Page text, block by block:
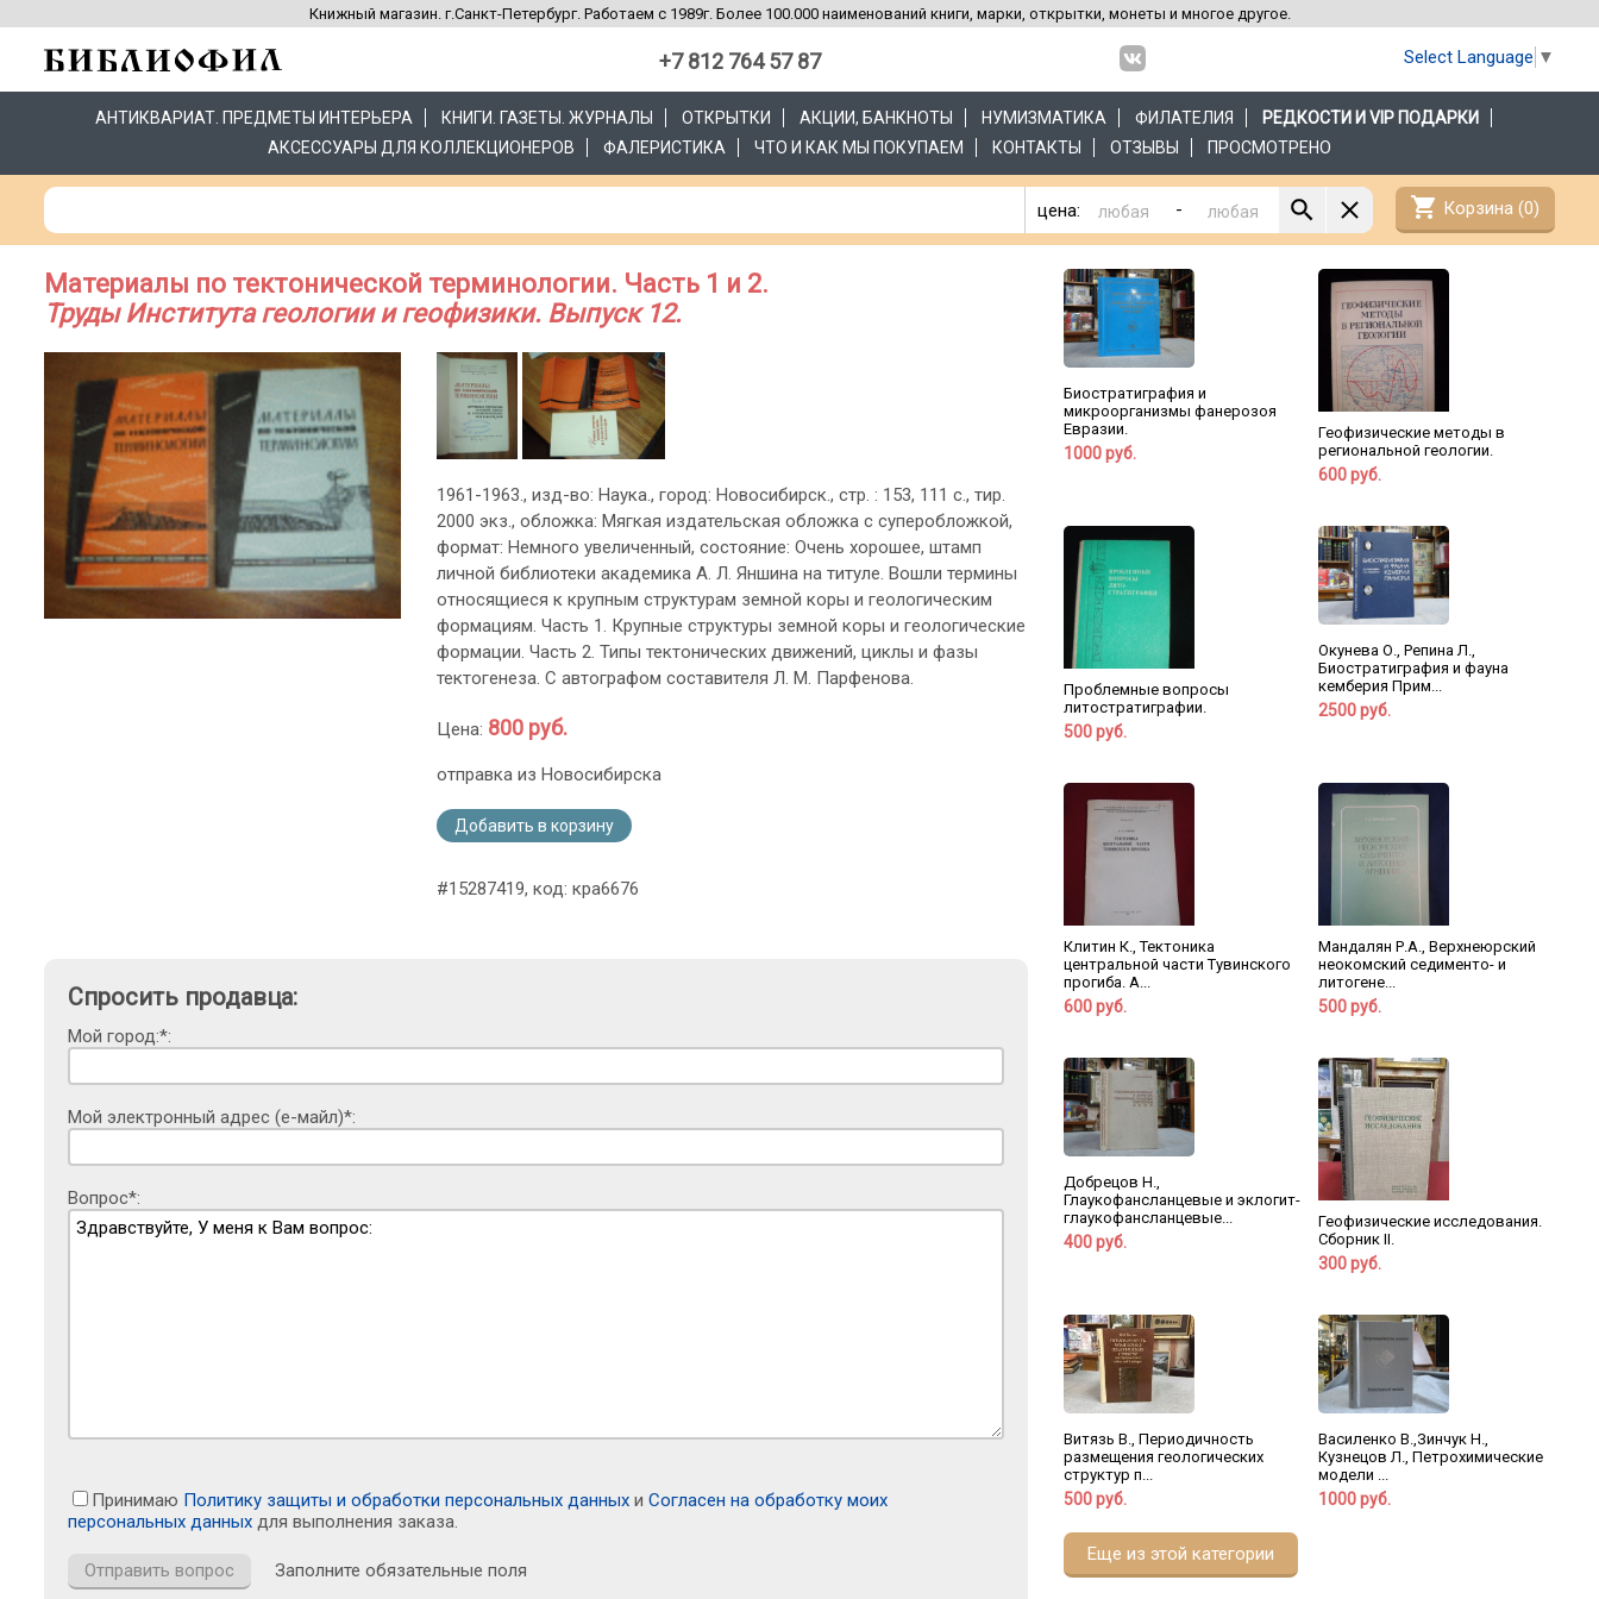
Книжный магазин. г.Санкт-Петербург. Работаем с 1989г. Более 100.000 наименований книги, марки, открытки, монеты и многое другое.
+7 812 764 57 87 Select Language ▼
АНТИКВАРИАТ. ПРЕДМЕТЫ ИНТЕРЬЕРА КНИГИ. ГАЗЕТЫ. ЖУРНАЛЫ ОТКРЫТКИ АКЦИИ, БАНКНОТЫ НУМИЗМАТИКА ФИЛАТЕЛИЯ
РЕДКОСТИ И VIP ПОДАРКИ
АКСЕССУАРЫ ДЛЯ КОЛЛЕКЦИОНЕРОВ
ФАЛЕРИСТИКА ЧТО И КАК МЫ ПОКУПАЕМ КОНТАКТЫ ОТЗЫВЫ ПРОСМОТРЕНО
цена: - shopping_cart Корзина (0)
Материалы по тектонической терминологии. Часть 1 и 2.
Труды Института геологии и геофизики. Выпуск 12.
1961-1963., изд-во: Наука., город: Новосибирск., стр. : 153, 111 с., тир.
2000 экз., обложка: Мягкая издательская обложка с суперобложкой,
формат: Немного увеличенный, состояние: Очень хорошее, штамп
личной библиотеки академика А. Л. Яншина на титуле. Вошли термины
относящиеся к крупным структурам земной коры и геологическим
формациям. Часть 1. Крупные структуры земной коры и геологические
формации. Часть 2. Типы тектонических движений, циклы и фазы
тектогенеза. С автографом составителя Л. М. Парфенова.
Цена: 800 руб.
отправка из Новосибирска
Добавить в корзину
#15287419, код: кра6676
Спросить продавца:
Мой город:*:
Мой электронный адрес (е-майл)*:
Вопрос*:
Принимаю Политику защиты и обработки персональных данных и Согласен на обработку моих
персональных данных для выполнения заказа.
Заполните обязательные поля
Биостратиграфия и
микроорганизмы фанерозоя
Евразии.
1000 руб.
Геофизические методы в
региональной геологии.
600 руб.
Проблемные вопросы
литостратиграфии.
500 руб.
Окунева О., Репина Л.,
Биостратиграфия и фауна
кемберия Прим...
2500 руб.
Клитин К., Тектоника
центральной части Тувинского
прогиба. А...
600 руб.
Мандалян Р.А., Верхнеюрский
неокомский седименто- и
литогене...
500 руб.
Добрецов Н.,
Глаукофансланцевые и эклогит-
глаукофансланцевые...
400 руб.
Геофизические исследования.
Сборник II.
300 руб.
Витязь В., Периодичность
размещения геологических
структур п...
500 руб.
Василенко В.,Зинчук Н.,
Кузнецов Л., Петрохимические
модели ...
1000 руб.
Еще из этой категории